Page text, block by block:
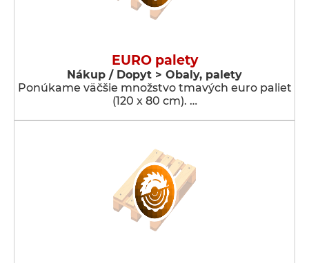
EURO palety
Nákup / Dopyt > Obaly, palety
Ponúkame väčšie množstvo tmavých euro paliet
(120 x 80 cm). …